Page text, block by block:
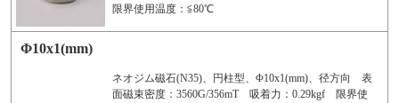
限界使用温度：≦80℃
Φ10x1(mm)
ネオジム磁石(N35)、円柱型、Φ10x1(mm)、径方向 表
面磁束密度：3560G/356mT 吸着力：0.29kgf 限界使